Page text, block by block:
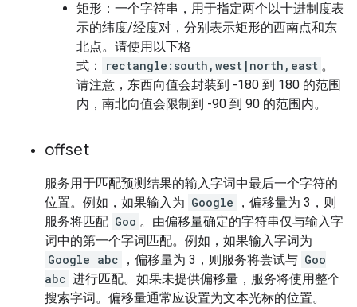
矩形：一个字符串，用于指定两个以十进制度表
示的纬度/经度对，分别表示矩形的西南点和东
北点。请使用以下格
式：
rectangle:south,west|north,east 。
请注意，东西向值会封装到 -180 到 180 的范围
内，南北向值会限制到 -90 到 90 的范围内。
offset
服务用于匹配预测结果的输入字词中最后一个字符的
位置。例如，如果输入为 Google
，偏移量为 3，则
服务将匹配 Goo 。由偏移量确定的字符串仅与输入字
词中的第一个字词匹配。例如，如果输入字词为
Google abc
，偏移量为 3，则服务将尝试与 Goo
abc 进行匹配。如果未提供偏移量，服务将使用整个
搜索字词。偏移量通常应设置为文本光标的位置。